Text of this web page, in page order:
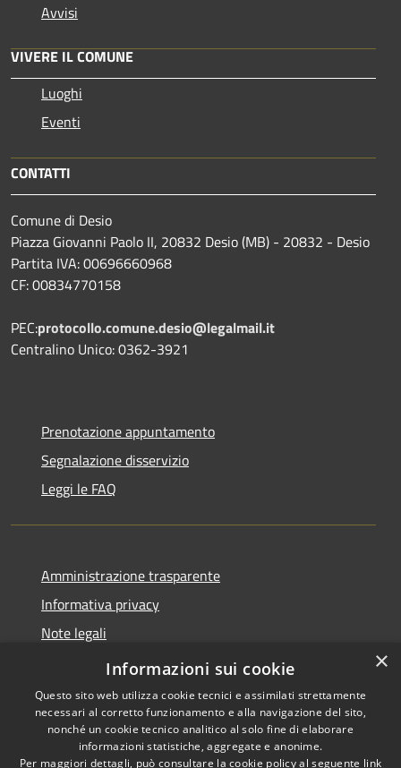
Avvisi
VIVERE IL COMUNE
Luoghi
Eventi
CONTATTI
Comune di Desio
Piazza Giovanni Paolo II, 20832 Desio (MB) - 20832 - Desio
Partita IVA: 00696660968
CF: 00834770158
PEC:protocollo.comune.desio@legalmail.it
Centralino Unico: 0362-3921
Prenotazione appuntamento
Segnalazione disservizio
Leggi le FAQ
Amministrazione trasparente
Informativa privacy
Note legali
Dichiarazione di accessibilità
Copyright © 2026 • Comune di
×
Informazioni sui cookie
Questo sito web utilizza cookie tecnici e assimilati strettamente
necessari al corretto funzionamento e alla navigazione del sito,
nonché un cookie tecnico analitico al solo fine di elaborare
informazioni statistiche, aggregate e anonime.
Per maggiori dettagli, può consultare la cookie policy al seguente link